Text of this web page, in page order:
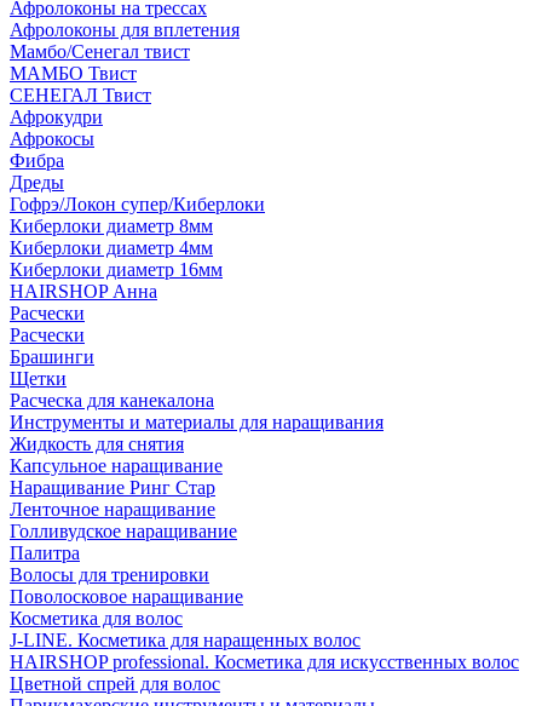
Афролоконы на трессах
Афролоконы для вплетения
Мамбо/Сенегал твист
МАМБО Твист
СЕНЕГАЛ Твист
Афрокудри
Афрокосы
Фибра
Дреды
Гофрэ/Локон супер/Киберлоки
Киберлоки диаметр 8мм
Киберлоки диаметр 4мм
Киберлоки диаметр 16мм
HAIRSHOP Анна
Расчески
Расчески
Брашинги
Щетки
Расческа для канекалона
Инструменты и материалы для наращивания
Жидкость для снятия
Капсульное наращивание
Наращивание Ринг Стар
Ленточное наращивание
Голливудское наращивание
Палитра
Волосы для тренировки
Поволосковое наращивание
Косметика для волос
J-LINE. Косметика для наращенных волос
HAIRSHOP professional. Косметика для искусственных волос
Цветной спрей для волос